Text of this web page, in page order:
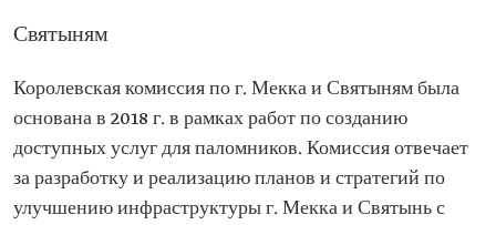
Святыням
Королевская комиссия по г. Мекка и Святыням была
основана в 2018 г. в рамках работ по созданию
доступных услуг для паломников. Комиссия отвечает
за разработку и реализацию планов и стратегий по
улучшению инфраструктуры г. Мекка и Святынь с